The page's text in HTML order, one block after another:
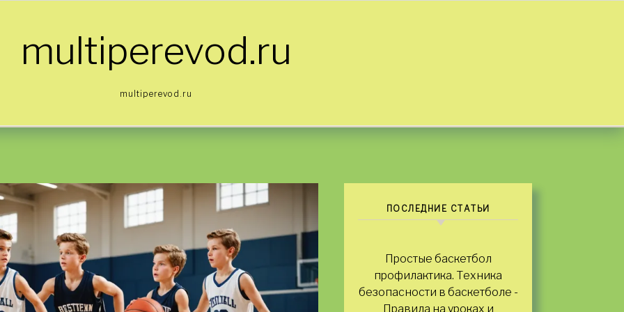
multiperevod.ru
multiperevod.ru
ПОСЛЕДНИЕ СТАТЬИ
Простые баскетбол
профилактика. Техника
безопасности в баскетболе -
Правила на уроках и